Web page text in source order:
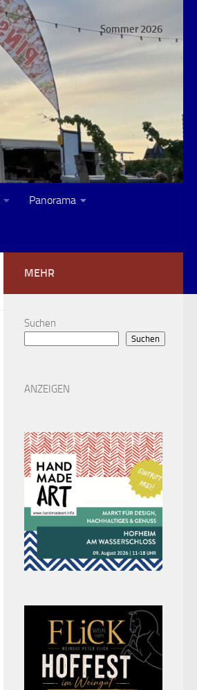
Sommer 2026
Panorama
MEHR
Suchen
Suchen
ANZEIGEN